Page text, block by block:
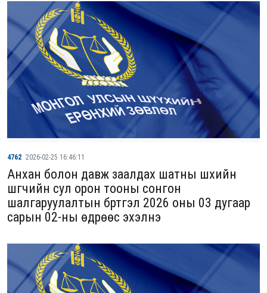
4762 2026-02-25 16:46:11
Анхан болон давж заалдах шатны шүүхийн
шүүгчийн сул орон тооны сонгон
шалгаруулалтын бүртгэл 2026 оны 03 дугаар
сарын 02-ны өдрөөс эхэлнэ